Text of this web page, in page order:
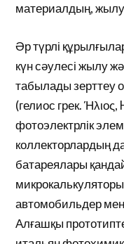
материалдың,
Әр түрлі
күн сәулесі жылу
табылады зерттеу
(гелиос грек.
фотоэлектрлік
коллекторлардың
батареялары қандай
автомобильдер
Алғашқы